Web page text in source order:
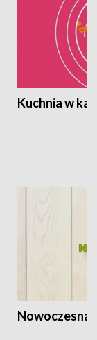
Kuchnia w
Nowoczesna